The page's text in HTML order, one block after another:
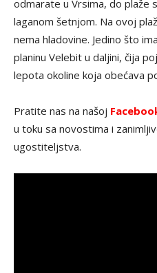
odmarate u Vrsima, do plaže
laganom šetnjom. Na ovoj
nema hladovine. Jedino što
planinu Velebit u daljini, čija
lepota okoline koja obećava
Pratite nas na našoj
u toku sa novostima i
ugostiteljstva.